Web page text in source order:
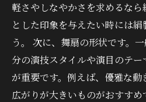
軽さやしなやかさを求めるな
とした印象を与えたい時には
う。 次に、舞扇の形状です。
分の演技スタイルや演目のテ
が重要です。例えば、優雅な動
広がりが大きいものがおすすめ